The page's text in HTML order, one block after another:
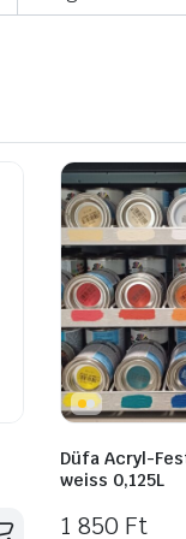
Düfa Acryl-
weiss 0,125L
1 850 Ft